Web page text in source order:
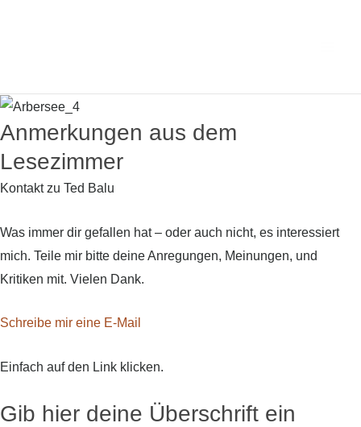
Anmerkungen aus dem
Lesezimmer
Kontakt zu Ted Balu
Was immer dir gefallen hat – oder auch nicht, es interessiert
mich. Teile mir bitte deine Anregungen, Meinungen, und
Kritiken mit. Vielen Dank.
Schreibe mir eine E-Mail
Einfach auf den Link klicken.
Gib hier deine Überschrift ein